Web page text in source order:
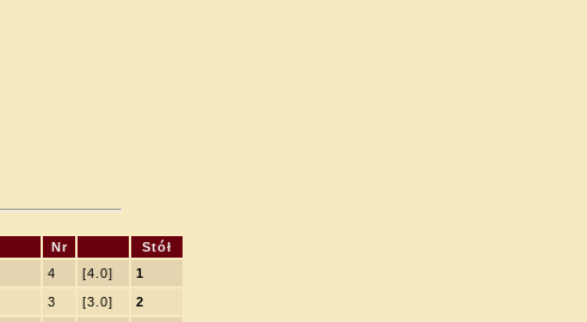
Nr
Stół
4 [4.0]
1
3 [3.0]
2